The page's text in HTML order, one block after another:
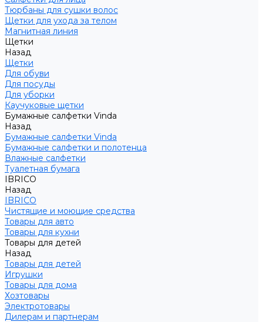
Тюрбаны для сушки волос
Щетки для ухода за телом
Магнитная линия
Щетки
Назад
Щетки
Для обуви
Для посуды
Для уборки
Каучуковые щетки
Бумажные салфетки Vinda
Назад
Бумажные салфетки Vinda
Бумажные салфетки и полотенца
Влажные салфетки
Туалетная бумага
IBRICO
Назад
IBRICO
Чистящие и моющие средства
Товары для авто
Товары для кухни
Товары для детей
Назад
Товары для детей
Игрушки
Товары для дома
Хозтовары
Электротовары
Дилерам и партнерам